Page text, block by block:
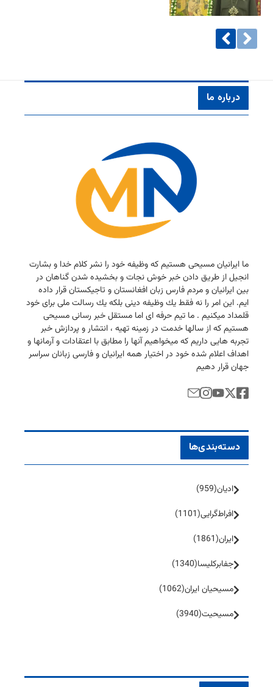
درباره ما
ما ایرانیان مسیحی هستیم كه وظیفه خود را نشر كلام خدا و بشارت
انجیل از طریق دادن خبر خوش نجات و بخشیده شدن گناهان در
بین ایرانیان و مردم فارس زبان افغانستان و تاجیكستان قرار داده
ایم. این امر را نه فقط یك وظیفه دینی بلكه یك رسالت ملی برای خود
قلمداد میكنیم . ما تیم حرفه ای اما مستقل خبر رسانی مسیحی
هستیم كه از سالها خدمت در زمینه تهیه ، انتشار و پردازش خبر
تجربه هایی داریم كه میخواهیم آنها را مطابق با اعتقادات و آرمانها و
اهداف اعلام شده خود در اختیار همه ایرانیان و فارسی زبانان سراسر
جهان قرار دهیم
دسته‌بندی‌ها
ادیان(959)
افراط‌گرایی(1101)
ایران(1861)
جفا‌بر‌کلیسا(1340)
مسیحیان ایران(1062)
مسیحیت(3940)